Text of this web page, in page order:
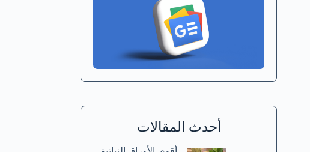
أحدث المقالات